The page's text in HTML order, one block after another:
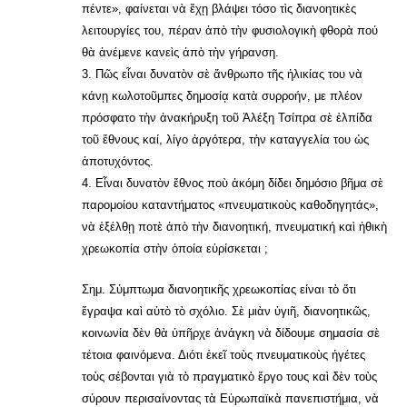
πέντε», φαίνεται νὰ ἔχῃ βλάψει τόσο τὶς διανοητικὲς
λειτουργίες του, πέραν ἀπὸ τὴν φυσιολογικὴ φθορὰ πού
θὰ ἀνέμενε κανεὶς ἀπὸ τὴν γήρανση.
3. Πῶς εἶναι δυνατὸν σὲ ἄνθρωπο τῆς ἡλικίας του νὰ
κάνῃ κωλοτοῦμπες δημοσίᾳ κατὰ συρροήν, με πλέον
πρόσφατο τὴν ἀνακήρυξη τοῦ Ἀλέξη Τσίπρα σὲ ἐλπίδα
τοῦ ἔθνους καί, λίγο ἀργότερα, τὴν καταγγελία του ὡς
ἀποτυχόντος.
4. Εἶναι δυνατὸν ἔθνος ποὺ ἀκόμη δίδει δημόσιο βῆμα σὲ
παρομοίου καταντήματος «πνευματικοὺς καθοδηγητάς»,
νὰ ἐξέλθῃ ποτὲ ἀπὸ τὴν διανοητική, πνευματική καὶ ἠθικὴ
χρεωκοπία στὴν ὁποία εὑρίσκεται ;
Σημ. Σύμπτωμα διανοητικῆς χρεωκοπίας είναι τὸ ὅτι
ἔγραψα καὶ αὐτὸ τὸ σχόλιο. Σὲ μιὰν ὑγιῆ, διανοητικῶς,
κοινωνία δὲν θὰ ὑπῆρχε ἀνάγκη νὰ δίδουμε σημασία σὲ
τέτοια φαινόμενα. Διότι ἐκεῖ τοὺς πνευματικοὺς ἡγέτες
τοὺς σέβονται γιὰ τὸ πραγματικὸ ἔργο τους καὶ δὲν τοὺς
σύρουν περισαίνοντας τὰ Εὐρωπαϊκὰ πανεπιστήμια, νὰ